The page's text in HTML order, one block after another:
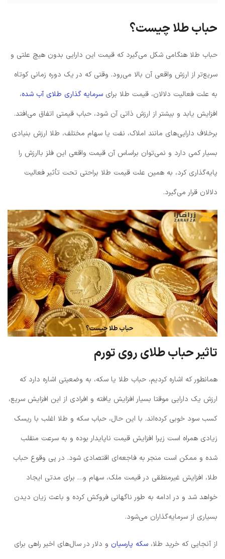
حباب طلا چیست؟
حباب طلا هنگامی شکل می‌گیرد که قیمت این دارایی بدون هیچ علتی و
سریع‌تر از ارزش واقعی آن بالا می‌رود. وقتی که در یک دوره زمانی کوتاه
به علت فعالیت دلالان، قیمت طلا برای سرمایه گذاری طلای آب شده،
افزایش یابد و بیشتر از ارزش ذاتی‌ آن شود، حباب قیمتی اتفاق می‌افتد.
برخلاف دارایی‌های مانند املاک، نفت یا سهام مختلف، طلا ارزش بنیادی
بسیار کمی دارد و نمی‌توان براساس آن قیمت واقعی این فلز باارزش را
پایه‌گذاری کرد، به همین علت قیمت طلا براحتی تحت تأثیر فعالیت
دلالان قرار می‌گیرد.
تاثیر حباب طلای روی تورم
همانطور که اشاره کردیم، حباب طلا یا سکه، به وضعیتی اشاره دارد که
ارزش یک دارایی موقتا بسیار افزایش یافته و افرادی از این افزایش سریع،
کسب سود خوبی کرده‌اند. با این حال، حباب سکه و طلا اغلب با ریسک
زیادی همراه است زیرا افزایش قیمت ناپایدار بوده و به سرعت منقلب
شده و ممکن است منجر به فاجعه‌ای اقتصادی شود. در پی وقوع حباب
طلا، افزایش غیرمنطقی در قیمت ملک، سهام و… برای مدتی ایجاد
خواهد شد و در ادامه به طور ناگهانی فروکش کرده و باعث زیان دیدن
بسیاری از سرمایه‌گذاران می‌شود.
از آنجایی که خرید طلا، سکه پارسیان و دلار در سال‌های اخیر راهی برای